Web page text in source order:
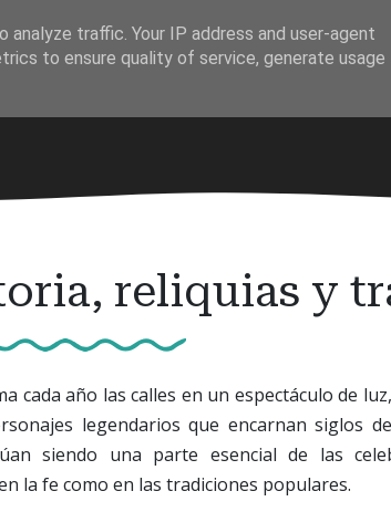
reliquias y
cada año las calles en un espectáculo de
legendarios que encarnan siglos
siendo una parte esencial de las
la fe como en las tradiciones populares.
traffic. Your IP address and user-agent
to ensure quality of service, generate usage